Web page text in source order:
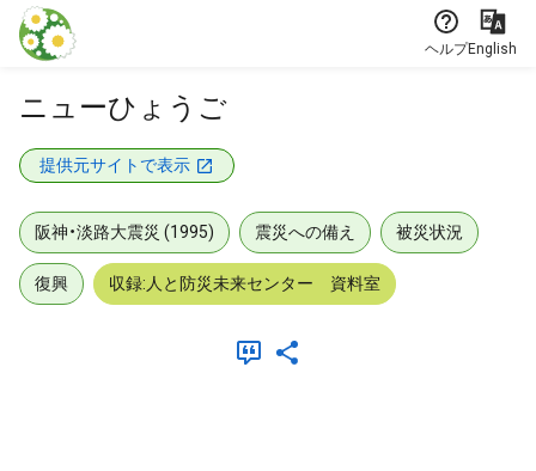
本文に飛ぶ
ヘルプEnglish
ニューひょうご
提供元サイトで表示
阪神・淡路大震災 (1995) 震災への備え 被災状況
復興 収録:人と防災未来センター 資料室